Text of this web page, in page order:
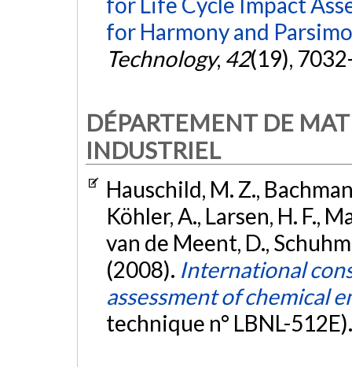
for Harmony and
Technology, 42(19),
DÉPARTEMENT DE
INDUSTRIEL
Hauschild, M. Z.,
Köhler, A., Larsen, H. F.,
van de Meent, D.,
(2008). International
assessment of chemical
technique n° LBNL-